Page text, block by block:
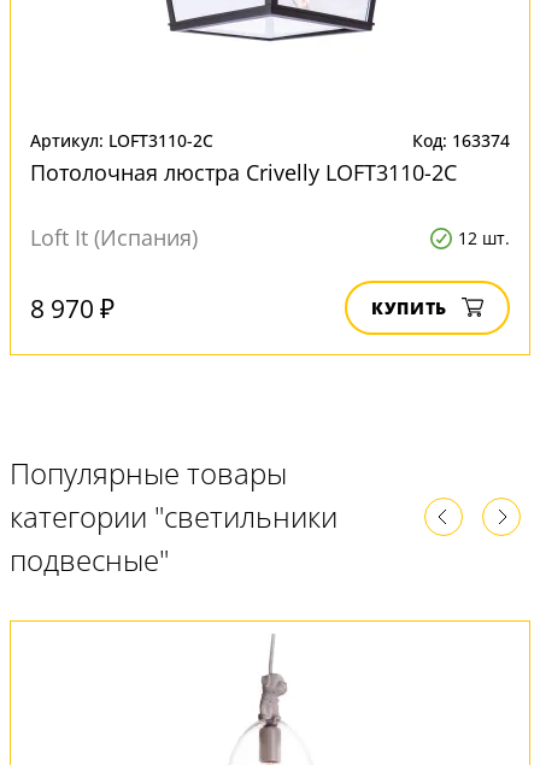
Артикул: LOFT3110-2C Код: 163374
Потолочная люстра Crivelly LOFT3110-2C
Loft It (Испания) 12 шт.
8 970 ₽ КУПИТЬ
Популярные товары
категории "светильники
подвесные"